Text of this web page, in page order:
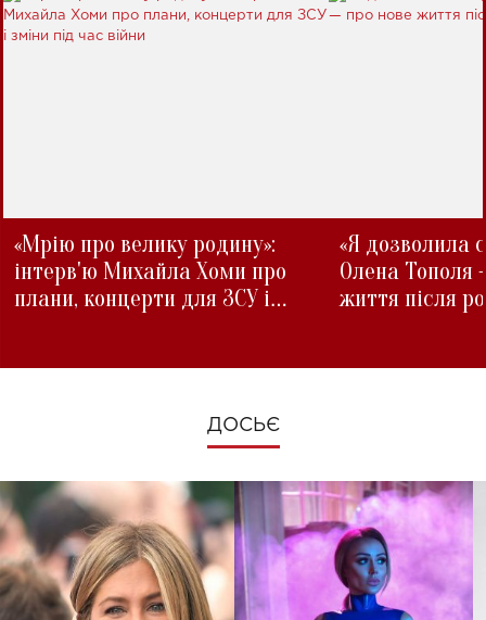
«Мрію про велику родину»:
інтерв'ю Михайла Хоми про
плани, концерти для ЗСУ і
«Я дозволила
Олена Тополя
життя після
ДОСЬЄ